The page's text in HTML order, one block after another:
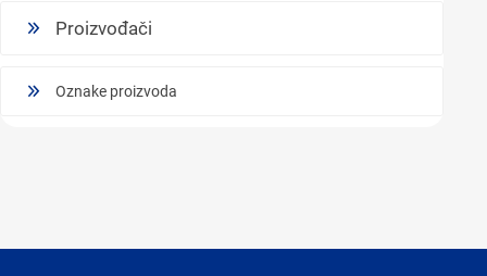
Proizvođači
Oznake proizvoda